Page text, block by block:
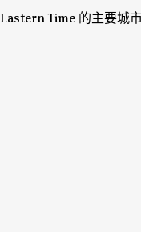
Eastern Time 的主要城